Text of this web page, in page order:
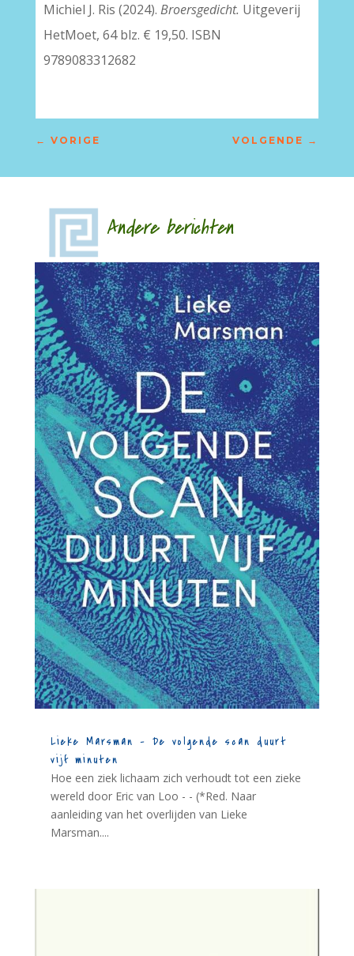
Michiel J. Ris (2024). Broersgedicht. Uitgeverij
HetMoet, 64 blz. € 19,50. ISBN
9789083312682
← VORIGE VOLGENDE →
Andere berichten
Lieke Marsman – De volgende scan duurt
vijf minuten
Hoe een ziek lichaam zich verhoudt tot een zieke
wereld door Eric van Loo - - (*Red. Naar
aanleiding van het overlijden van Lieke
Marsman....